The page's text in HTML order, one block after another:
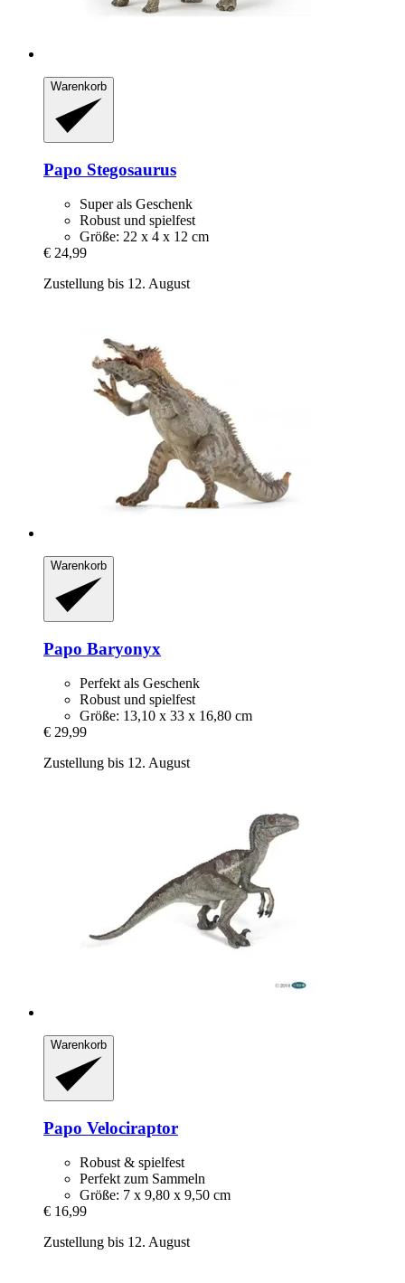
Warenkorb
Papo Stegosaurus
Super als Geschenk
Robust und spielfest
Größe: 22 x 4 x 12 cm
€ 24,99
Zustellung bis 12. August
Warenkorb
Papo Baryonyx
Perfekt als Geschenk
Robust und spielfest
Größe: 13,10 x 33 x 16,80 cm
€ 29,99
Zustellung bis 12. August
Warenkorb
Papo Velociraptor
Robust & spielfest
Perfekt zum Sammeln
Größe: 7 x 9,80 x 9,50 cm
€ 16,99
Zustellung bis 12. August